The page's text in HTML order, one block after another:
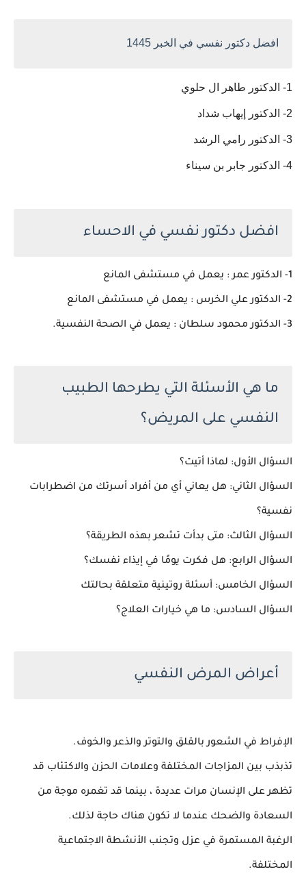
افضل دكتور نفسي في الخبر 1445
1- الدكتور طاهر ال حلوي
2- الدكتور إيهاب شداد
3- الدكتور رامي الرشد
4- الدكتور جابر بن سيناء
افضل دكتور نفسي في الاحساء
1- الدكتور عمر : يعمل في مستشفى المانع
2- الدكتور علي الخرس : يعمل في مستشفى المانع
3- الدكتور محمود سلطان : يعمل في الصحة النفسية.
ما هي الأسئلة التي يطرحها الطبيب
النفسي على المريض؟
السؤال الأول: لماذا أتيت؟
السؤال الثاني: هل يعاني أي من أفراد أسرتك من اضطرابات
نفسية؟
السؤال الثالث: متى بدأت تشعر بهذه الطريقة؟
السؤال الرابع: هل فكرت يومًا في إيذاء نفسك؟
السؤال الخامس: أسئلة روتينية متعلقة بحالتك
السؤال السادس: ما هي خيارات العلاج؟
أعراض المرض النفسي
الإفراط في الشعور بالقلق والتوتر والذعر والخوف.
تذبذب بين المزاجات المختلفة وعلامات الحزن والاكتئاب قد
تظهر على الإنسان مرات عديدة ، بينما قد تغمره موجة من
السعادة والضحك عندما لا تكون هناك حاجة لذلك.
الرغبة المستمرة في عزل وتجنب الأنشطة الاجتماعية
المختلفة.